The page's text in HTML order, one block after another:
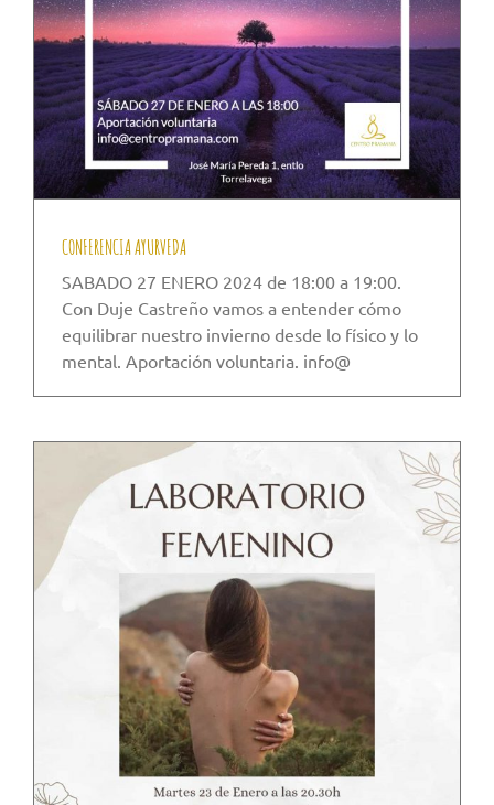
CONFERENCIA AYURVEDA
SABADO 27 ENERO 2024 de 18:00 a 19:00.
Con Duje Castreño vamos a entender cómo
equilibrar nuestro invierno desde lo físico y lo
mental. Aportación voluntaria. info@